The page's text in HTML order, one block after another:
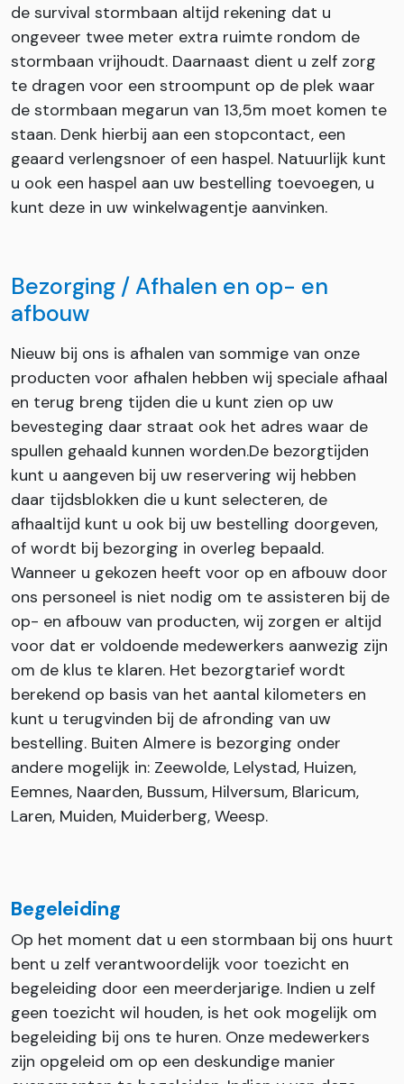
de survival stormbaan altijd rekening dat u
ongeveer twee meter extra ruimte rondom de
stormbaan vrijhoudt. Daarnaast dient u zelf zorg
te dragen voor een stroompunt op de plek waar
de stormbaan megarun van 13,5m moet komen te
staan. Denk hierbij aan een stopcontact, een
geaard verlengsnoer of een haspel. Natuurlijk kunt
u ook een haspel aan uw bestelling toevoegen, u
kunt deze in uw winkelwagentje aanvinken.
Bezorging / Afhalen en op- en
afbouw
Nieuw bij ons is afhalen van sommige van onze
producten voor afhalen hebben wij speciale afhaal
en terug breng tijden die u kunt zien op uw
bevesteging daar straat ook het adres waar de
spullen gehaald kunnen worden.De bezorgtijden
kunt u aangeven bij uw reservering wij hebben
daar tijdsblokken die u kunt selecteren, de
afhaaltijd kunt u ook bij uw bestelling doorgeven,
of wordt bij bezorging in overleg bepaald.
Wanneer u gekozen heeft voor op en afbouw door
ons personeel is niet nodig om te assisteren bij de
op- en afbouw van producten, wij zorgen er altijd
voor dat er voldoende medewerkers aanwezig zijn
om de klus te klaren. Het bezorgtarief wordt
berekend op basis van het aantal kilometers en
kunt u terugvinden bij de afronding van uw
bestelling. Buiten Almere is bezorging onder
andere mogelijk in: Zeewolde, Lelystad, Huizen,
Eemnes, Naarden, Bussum, Hilversum, Blaricum,
Laren, Muiden, Muiderberg, Weesp.
Begeleiding
Op het moment dat u een stormbaan bij ons huurt
bent u zelf verantwoordelijk voor toezicht en
begeleiding door een meerderjarige. Indien u zelf
geen toezicht wil houden, is het ook mogelijk om
begeleiding bij ons te huren. Onze medewerkers
zijn opgeleid om op een deskundige manier